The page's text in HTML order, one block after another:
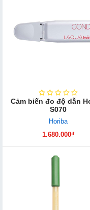
Cảm biến đo độ dẫn
S070
Horiba
1.680.000₫